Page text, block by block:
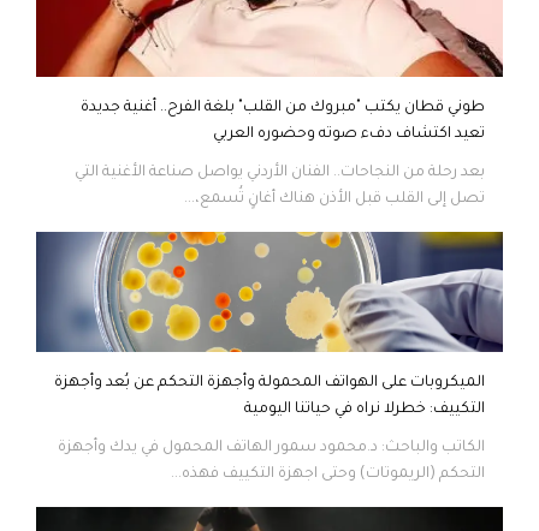
طوني قطان يكتب "مبروك من القلب" بلغة الفرح.. أغنية جديدة
تعيد اكتشاف دفء صوته وحضوره العربي
بعد رحلة من النجاحات.. الفنان الأردني يواصل صناعة الأغنية التي
تصل إلى القلب قبل الأذن هناك أغانٍ تُسمع،...
الميكروبات على الهواتف المحمولة وأجهزة التحكم عن بُعد وأجهزة
التكييف: خطرلا نراه في حياتنا اليومية
الكاتب والباحث: د.محمود سمور الهاتف المحمول في يدك وأجهزة
التحكم (الريموتات) وحتى اجهزة التكييف فهذه...